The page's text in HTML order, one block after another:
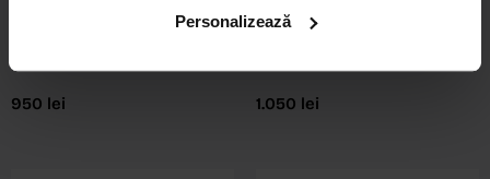
Personalizează
950 lei
Granat, Rodolit
1.050 lei